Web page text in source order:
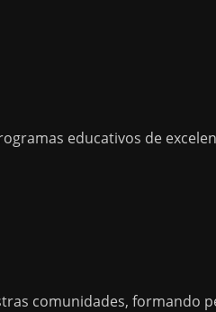
educativos de
comunidades, formando